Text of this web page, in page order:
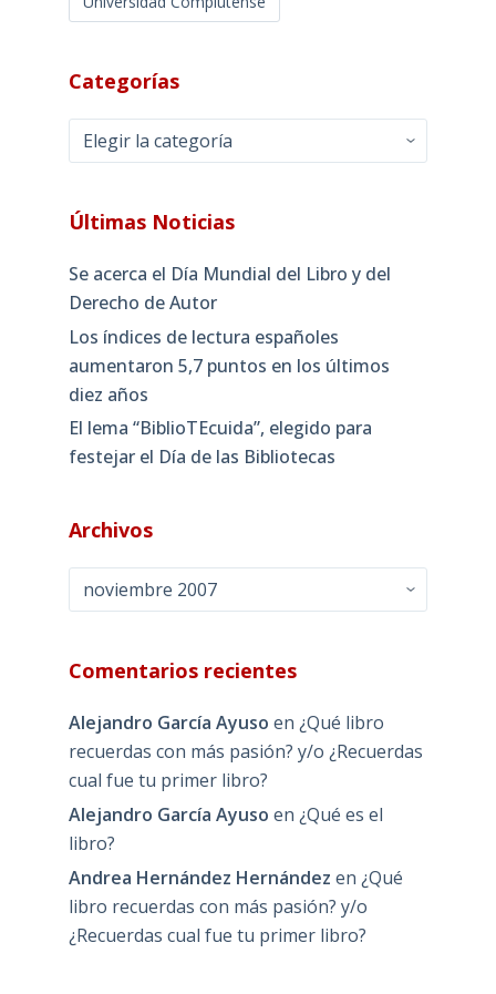
Categorías
Categorías
Últimas Noticias
Se acerca el Día Mundial del Libro y del
Derecho de Autor
Los índices de lectura españoles
aumentaron 5,7 puntos en los últimos
diez años
El lema “BiblioTEcuida”, elegido para
festejar el Día de las Bibliotecas
Archivos
Archivos
Comentarios recientes
Alejandro García Ayuso en ¿Qué libro
recuerdas con más pasión? y/o ¿Recuerdas
cual fue tu primer libro?
Alejandro García Ayuso en ¿Qué es el
libro?
Andrea Hernández Hernández en ¿Qué
libro recuerdas con más pasión? y/o
¿Recuerdas cual fue tu primer libro?